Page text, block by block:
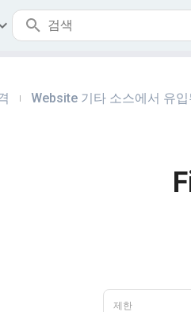
Website 기타 소스에서 유입
제한